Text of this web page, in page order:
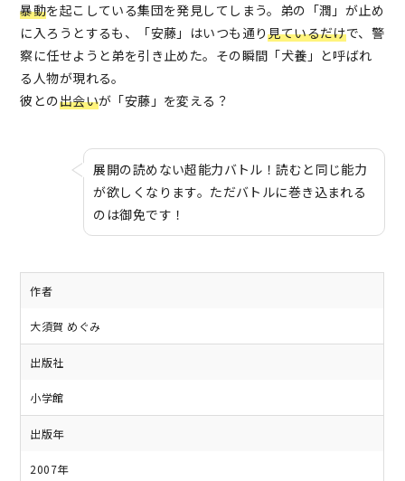
暴動を起こしている集団を発見してしまう。弟の「潤」が止め
に入ろうとするも、「安藤」はいつも通り見ているだけで、警
察に任せようと弟を引き止めた。その瞬間「犬養」と呼ばれ
る人物が現れる。
彼との出会いが「安藤」を変える？
展開の読めない超能力バトル！読むと同じ能力
が欲しくなります。ただバトルに巻き込まれる
のは御免です！
作者
大須賀 めぐみ
出版社
小学館
出版年
2007年